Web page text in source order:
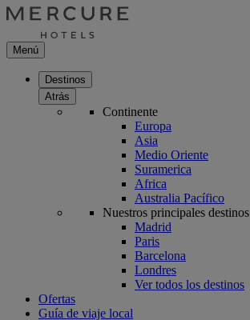
Menú
Destinos
Atrás
Continente
Europa
Asia
Medio Oriente
Suramerica
Africa
Australia Pacífico
Nuestros principales destinos
Madrid
Paris
Barcelona
Londres
Ver todos los destinos
Ofertas
Guía de viaje local